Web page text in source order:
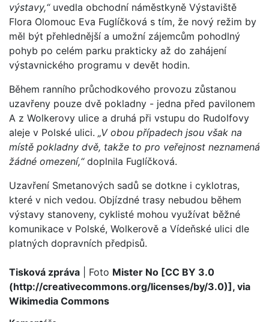
výstavy,“uvedla obchodní náměstkyně Výstaviště
Flora Olomouc Eva Fuglíčková s tím, že nový režim by
měl být přehlednější a umožní zájemcům pohodlný
pohyb po celém parku prakticky až do zahájení
výstavnického programu v devět hodin.
Během ranního průchodkového provozu zůstanou
uzavřeny pouze dvě pokladny - jedna před pavilonem
A z Wolkerovy ulice a druhá při vstupu do Rudolfovy
aleje v Polské ulici. „V obou případech jsou však na
místě pokladny dvě, takže to pro veřejnost neznamená
žádné omezení,“doplnila Fuglíčková.
Uzavření Smetanových sadů se dotkne i cyklotras,
které v nich vedou. Objízdné trasy nebudou během
výstavy stanoveny, cyklisté mohou využívat běžné
komunikace v Polské, Wolkerově a Vídeňské ulici dle
platných dopravních předpisů.
Tisková zpráva | Foto Mister No [CC BY 3.0
(http://creativecommons.org/licenses/by/3.0)], via
Wikimedia Commons